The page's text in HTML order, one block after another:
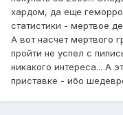
хардом, да еще
статистики - мертвое
А вот насчет мертвого
пройти не успел с
никакого интереса... А
приставке - ибо